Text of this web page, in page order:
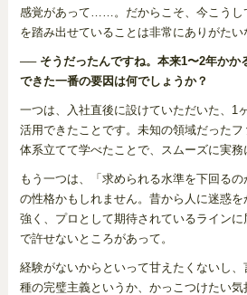
感覚があって……。だからこそ、今こうし
を踏み出せていることは非常にありがたい
── そうだったんですね。本来1〜2年かか
できた一番の要因は何でしょうか？
一つは、入社直後に設けていただいた、1
活用できたことです。未知の領域だった
体系立てて学べたことで、スムーズに実務
もう一つは、「求められる水準を下回る
の性格かもしれません。昔から人に迷惑
強く、プロとして期待されているライン
で許せないところがあって。
経験がないからといって甘えたくないし
種の完璧主義というか、かっこつけたい